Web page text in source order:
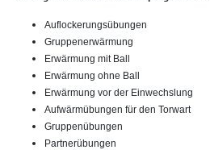
Auflockerungsübungen
Gruppenerwärmung
Erwärmung mit Ball
Erwärmung ohne Ball
Erwärmung vor der Einwechslung
Aufwärmübungen für den Torwart
Gruppenübungen
Partnerübungen